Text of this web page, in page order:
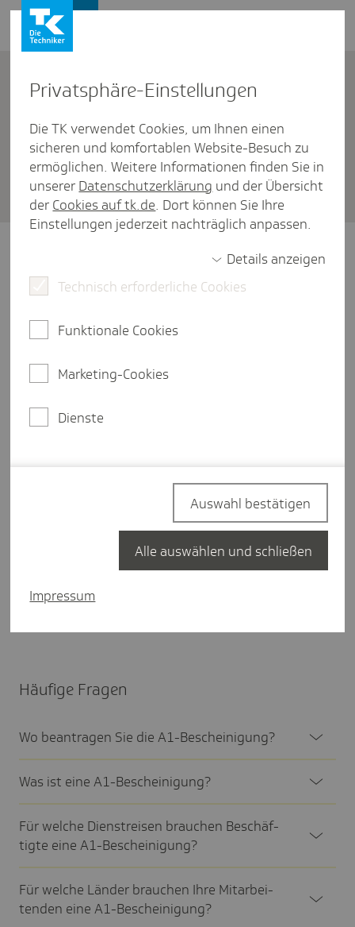
Kontakt
Wer bean­tragt die A1-Beschei­
ni­gung? Und wann?
Firmenkunden / A1-Bescheinigung bei Entsendungen
beantragen die A1-Bescheinigung für ihre
Mitarbeitenden. Wichtig ist dabei, dass diese
Tätigkeit bzw. Dienstreise beantragt wird.
Gut zu wissen:
Meldeportal stellen? Bei uns finden Sie dazu eine
War dieser Artikel hilf­reich?
Häufige Fragen
Wo bean­tragen Sie die A1-Beschei­ni­gung?
Was ist eine A1-Beschei­ni­gung?
Für welche Dienst­reisen brau­chen Beschäf­
tigte eine A1-Beschei­ni­gung?
Für welche Länder brau­chen Ihre Mitar­bei­
tenden eine A1-Beschei­ni­gung?
Privat­sphäre-Einstel­lungen
Die TK verwendet Cookies, um Ihnen einen
sicheren und komfortablen Website-Besuch zu
ermöglichen. Weitere Informationen finden Sie in
unserer Datenschutzerklärung und der Übersicht
der Cookies auf tk.de. Dort können Sie Ihre
Einstellungen jederzeit nachträglich anpassen.
Details anzeigen
Technisch erforderliche Cookies
Funktionale Cookies
Marketing-Cookies
Dienste
Impressum
Auswahl bestätigen
Alle auswählen und schließen